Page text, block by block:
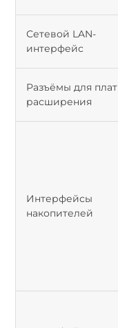
Сетевой LAN-
интерфейс
Разъёмы для плат
расширения
Интерфейсы
накопителей